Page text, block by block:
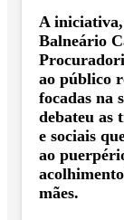
A
Balneário
ao público
focadas na
debateu as
e sociais
ao
mães.